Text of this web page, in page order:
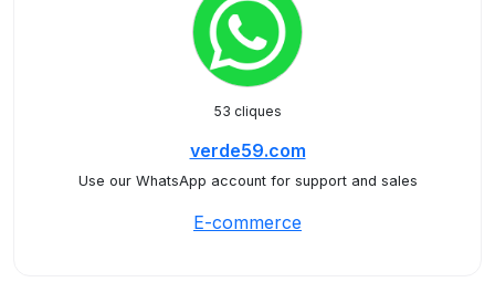
53 cliques
verde59.com
Use our WhatsApp account for support and sales
E-commerce